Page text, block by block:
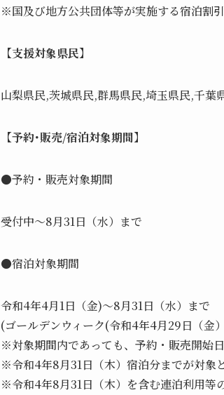
※国及び地方公共団体等が実施する宿泊割
【支援対象県民】
山梨県民,茨城県民,群馬県民,埼玉県民,千
【予約･販売/宿泊対象期間】
●予約・販売対象期間
受付中～8月31日（水）まで
●宿泊対象期間
令和4年4月1日（金)～8月31日（水）まで
(ゴールデンウィーク(令和4年4月29日（金
※対象期間内であっても、予約・販売開始
※令和4年8月31日（木）宿泊分までが対象と
※令和4年8月31日（木）を含む連泊利用等